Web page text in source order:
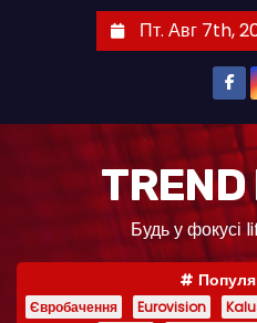
Пт. Авг 7th,
TREND
Будь у фокусі
Євробачення Eurovision